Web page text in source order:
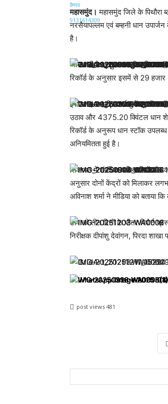
महासमुंद। महासमुंद जिले के पिथौरा
नरसैयापल्लम एवं बम्हनी धान
है।
जानकारी के अनुसार खरीफ विपणन
रिकॉर्ड के अनुसार इसमें से 29
इसी तरह बम्हनी उपार्जन केंद्र में
उठाव और 4375.20 क्विंटल धान
रिकॉर्ड के अनुरूप धान स्टॉक उपलब्ध
अनियमितता हुई है।
शिकायत में संबंधित अधिकारियों और
अनुसार दोनों केंद्रों को मिलाकर
अविनाश शर्मा ने मीडिया को
टीम को तीन दिनों के भीतर रिपोर्ट
निरीक्षक दीपांशु देवांगन, पिरदा
post views 481